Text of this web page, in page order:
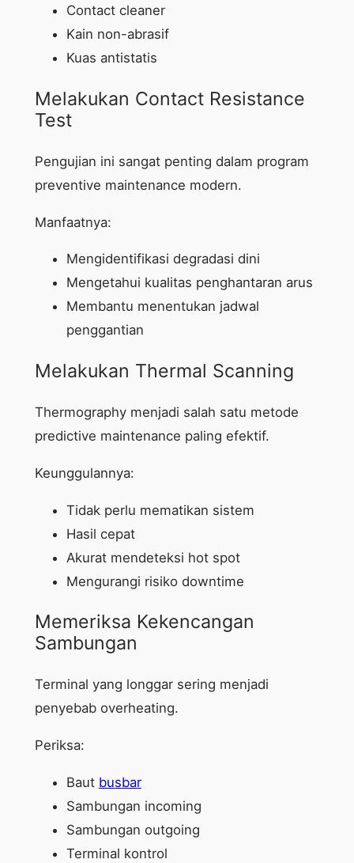
Contact cleaner
Kain non-abrasif
Kuas antistatis
Melakukan Contact Resistance
Test
Pengujian ini sangat penting dalam program
preventive maintenance modern.
Manfaatnya:
Mengidentifikasi degradasi dini
Mengetahui kualitas penghantaran arus
Membantu menentukan jadwal
penggantian
Melakukan Thermal Scanning
Thermography menjadi salah satu metode
predictive maintenance paling efektif.
Keunggulannya:
Tidak perlu mematikan sistem
Hasil cepat
Akurat mendeteksi hot spot
Mengurangi risiko downtime
Memeriksa Kekencangan
Sambungan
Terminal yang longgar sering menjadi
penyebab overheating.
Periksa:
Baut busbar
Sambungan incoming
Sambungan outgoing
Terminal kontrol